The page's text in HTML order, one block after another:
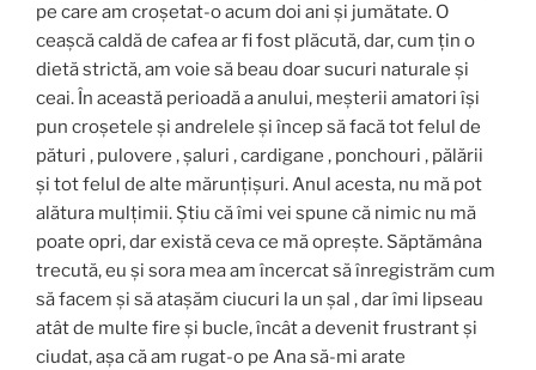
pe care am croșetat-o ​​acum doi ani și jumătate. O
ceașcă caldă de cafea ar fi fost plăcută, dar, cum țin o
dietă strictă, am voie să beau doar sucuri naturale și
ceai. În această perioadă a anului, meșterii amatori își
pun croșetele și andrelele și încep să facă tot felul de
pături , pulovere , șaluri , cardigane , ponchouri , pălării
și tot felul de alte mărunțișuri. Anul acesta, nu mă pot
alătura mulțimii. Știu că îmi vei spune că nimic nu mă
poate opri, dar există ceva ce mă oprește. Săptămâna
trecută, eu și sora mea am încercat să înregistrăm cum
să facem și să atașăm ciucuri la un șal , dar îmi lipseau
atât de multe fire și bucle, încât a devenit frustrant și
ciudat, așa că am rugat-o pe Ana să-mi arate